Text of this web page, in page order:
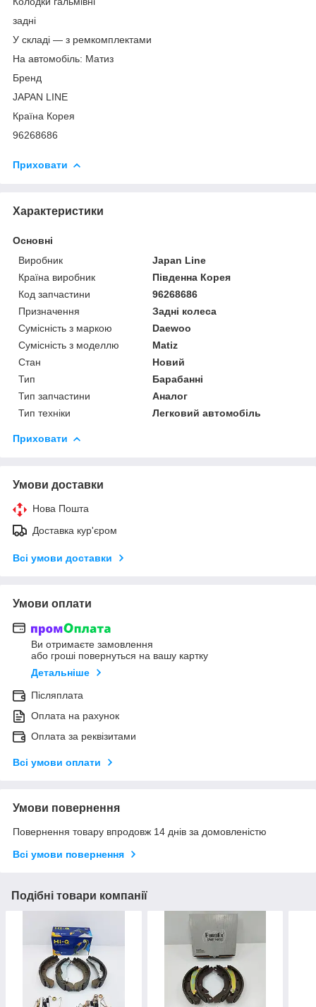
задні
У складі — з ремкомплектами
На автомобіль: Матиз
Бренд
JAPAN LINE
Країна Корея
96268686
Приховати
Характеристики
Основні
Виробник
Japan Line
Країна виробник
Південна Корея
Код запчастини
96268686
Призначення
Задні колеса
Сумісність з маркою
Daewoo
Сумісність з моделлю
Matiz
Стан
Новий
Тип
Барабанні
Тип запчастини
Аналог
Тип техніки
Легковий автомобіль
Приховати
Умови доставки
Нова Пошта
Доставка кур'єром
Всі умови доставки
Умови оплати
Ви отримаєте замовлення
або гроші повернуться на вашу картку
Детальніше
Післяплата
Оплата на рахунок
Оплата за реквізитами
Всі умови оплати
Умови повернення
Повернення товару впродовж 14 днів за домовленістю
Всі умови повернення
Подібні товари компанії